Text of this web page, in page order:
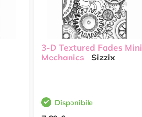
3-D Textured Fades Mini
Mechanics
Sizzix
Disponibile